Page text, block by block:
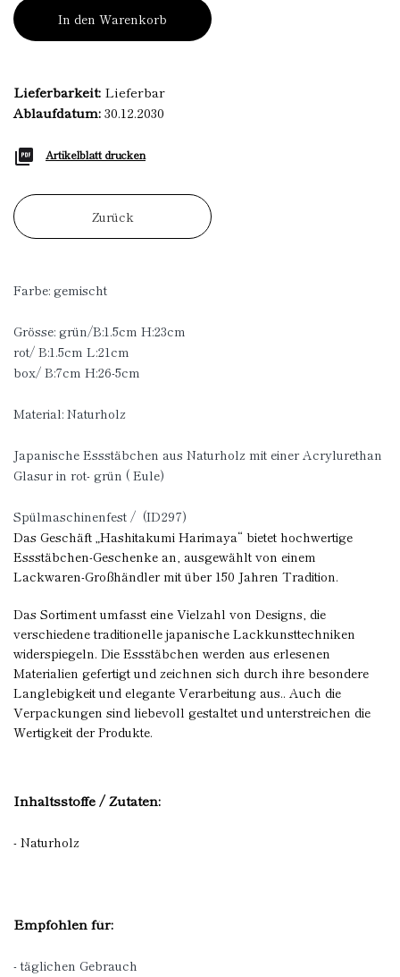
In den Warenkorb
Lieferbarkeit: Lieferbar
Ablaufdatum:30.12.2030
Artikelblatt drucken
Zurück
Farbe: gemischt
Grösse: grün/B:1.5cm H:23cm
rot/ B:1.5cm L:21cm
box/ B:7cm H:26-5cm
Material: Naturholz
Japanische Essstäbchen aus Naturholz mit einer Acrylurethan
Glasur in rot- grün ( Eule)
Spülmaschinenfest / (ID297)
Das Geschäft „Hashitakumi Harimaya“ bietet hochwertige
Essstäbchen-Geschenke an, ausgewählt von einem
Lackwaren-Großhändler mit über 150 Jahren Tradition.
Das Sortiment umfasst eine Vielzahl von Designs, die
verschiedene traditionelle japanische Lackkunsttechniken
widerspiegeln. Die Essstäbchen werden aus erlesenen
Materialien gefertigt und zeichnen sich durch ihre besondere
Langlebigkeit und elegante Verarbeitung aus.. Auch die
Verpackungen sind liebevoll gestaltet und unterstreichen die
Wertigkeit der Produkte.
Inhaltsstoffe / Zutaten:
- Naturholz
Empfohlen für:
- täglichen Gebrauch